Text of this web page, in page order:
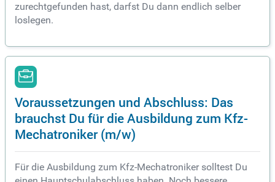
zurechtgefunden hast, darfst Du dann endlich selber
loslegen.
Voraussetzungen und Abschluss: Das
brauchst Du für die Ausbildung zum Kfz-
Mechatroniker (m/w)
Für die Ausbildung zum Kfz-Mechatroniker solltest Du